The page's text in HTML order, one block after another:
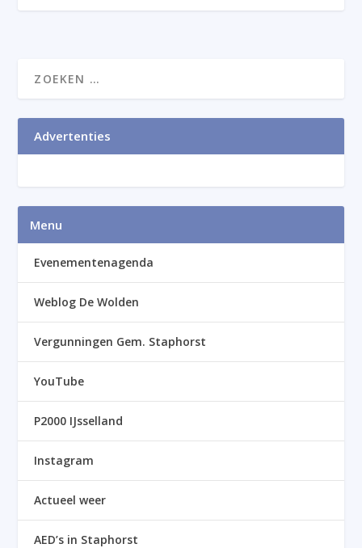
Advertenties
Menu
Evenementenagenda
Weblog De Wolden
Vergunningen Gem. Staphorst
YouTube
P2000 IJsselland
Instagram
Actueel weer
AED’s in Staphorst